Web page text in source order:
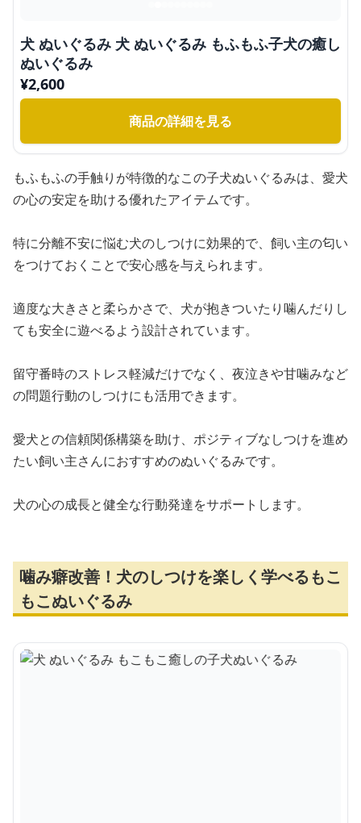
犬 ぬいぐるみ 犬 ぬいぐるみ もふもふ子犬の癒し
ぬいぐるみ
¥2,600
商品の詳細を見る
もふもふの手触りが特徴的なこの子犬ぬいぐるみは、愛犬
の心の安定を助ける優れたアイテムです。
特に分離不安に悩む犬のしつけに効果的で、飼い主の匂い
をつけておくことで安心感を与えられます。
適度な大きさと柔らかさで、犬が抱きついたり噛んだりし
ても安全に遊べるよう設計されています。
留守番時のストレス軽減だけでなく、夜泣きや甘噛みなど
の問題行動のしつけにも活用できます。
愛犬との信頼関係構築を助け、ポジティブなしつけを進め
たい飼い主さんにおすすめのぬいぐるみです。
犬の心の成長と健全な行動発達をサポートします。
噛み癖改善！犬のしつけを楽しく学べるもこ
もこぬいぐるみ